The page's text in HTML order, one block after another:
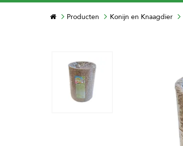
Producten Konijn en Knaagdier